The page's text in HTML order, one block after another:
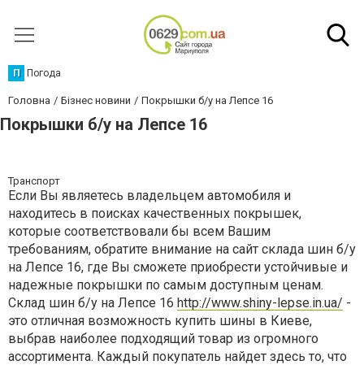
П Погода
Головна Бізнес новини Покрышки б/у на Лепсе 16
Покрышки б/у на Лепсе 16
Транспорт
Если Вы являетесь владельцем автомобиля и
находитесь в поисках качественных покрышек,
которые соответствовали бы всем Вашим
требованиям, обратите внимание на сайт склада шин б/у
на Лепсе 16, где Вы сможете приобрести устойчивые и
надежные покрышки по самым доступным ценам.
Склад шин б/у на Лепсе 16 http://www.shiny-lepse.in.ua/ -
это отличная возможность купить шины в Киеве,
выбрав наиболее подходящий товар из огромного
ассортимента. Каждый покупатель найдет здесь то, что